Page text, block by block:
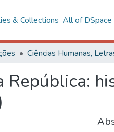
& Collections All of DSpace
República: